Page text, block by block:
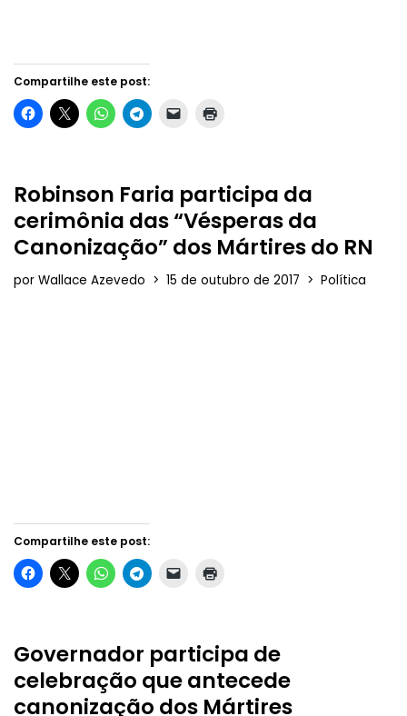
Compartilhe este post:
Robinson Faria participa da
cerimônia das “Vésperas da
Canonização” dos Mártires do RN
por Wallace Azevedo 15 de outubro de 2017 Política
Compartilhe este post:
Governador participa de
celebração que antecede
canonização dos Mártires